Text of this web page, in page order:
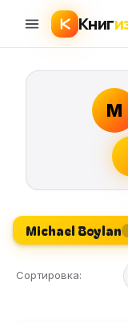
Книг
M
Michael Boylan
Сортировка: